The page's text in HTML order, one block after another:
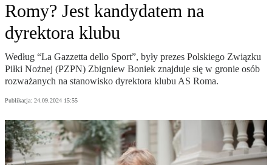
Romy? Jest kandydatem na
dyrektora klubu
Według “La Gazzetta dello Sport”, były prezes Polskiego Związku
Piłki Nożnej (PZPN) Zbigniew Boniek znajduje się w gronie osób
rozważanych na stanowisko dyrektora klubu AS Roma.
Publikacja: 24.09.2024 15:55